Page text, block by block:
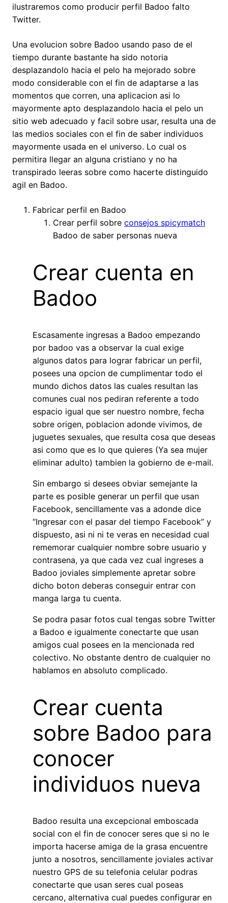
ilustraremos como producir perfil Badoo falto
Twitter.
Una evolucion sobre Badoo usando paso de el
tiempo durante bastante ha sido notoria
desplazandolo hacia el pelo ha mejorado sobre
modo considerable con el fin de adaptarse a las
momentos que corren, una aplicacion asi­ lo
mayormente apto desplazandolo hacia el pelo un
sitio web adecuado y facil sobre usar, resulta una de
las medios sociales con el fin de saber individuos
mayormente usada en el universo. Lo cual os
permitira llegar an alguna cristiano y no ha
transpirado leeras sobre como hacerte distinguido
agil en Badoo.
Fabricar perfil en Badoo
Crear perfil sobre consejos spicymatch
Badoo de saber personas nueva
Crear cuenta en
Badoo
Escasamente ingresas a Badoo empezando
por badoo vas a observar la cual exige
algunos datos para lograr fabricar un perfil,
posees una opcion de cumplimentar todo el
mundo dichos datos las cuales resultan las
comunes cual nos pediran referente a todo
espacio igual que ser nuestro nombre, fecha
sobre origen, poblacion adonde vivimos, de
juguetes sexuales, que resulta cosa que deseas
asi­ como que es lo que quieres (Ya sea mujer
eliminar adulto) tambien la gobierno de e-mail.
Sin embargo si desees obviar semejante la
parte es posible generar un perfil que usan
Facebook, sencillamente vas a adonde dice
“Ingresar con el pasar del tiempo Facebook” y
dispuesto, asi ni ni te veras en necesidad cual
rememorar cualquier nombre sobre usuario y
contrasena, ya que cada vez cual ingreses a
Badoo joviales simplemente apretar sobre
dicho boton deberas conseguir entrar con
manga larga tu cuenta.
Se podra pasar fotos cual tengas sobre Twitter
a Badoo e igualmente conectarte que usan
amigos cual posees en la mencionada red
colectivo. No obstante dentro de cualquier no
hablamos en absoluto complicado.
Crear cuenta
sobre Badoo para
conocer
individuos nueva
Badoo resulta una excepcional emboscada
social con el fin de conocer seres que si no le
importa hacerse amiga de la grasa encuentre
junto a nosotros, sencillamente joviales activar
nuestro GPS de su telefonia celular podras
conectarte que usan seres cual poseas
cercano, alternativa cual puedes configurar en